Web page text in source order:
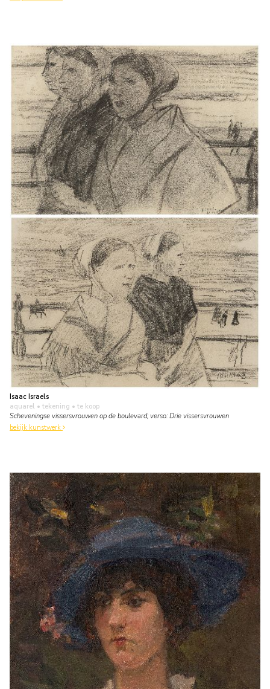
Isaac Israels
aquarel • tekening • te koop
Scheveningse vissersvrouwen op de boulevard; verso: Drie vissersvrouwen
bekijk kunstwerk